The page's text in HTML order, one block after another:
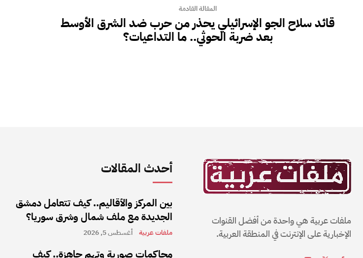
المقالة القادمة
‏قائد سلاح الجو الإسرائيلي يحذر من حرب ضد الشرق الأوسط
بعد ضربة الحوثي.. ما التداعيات؟
أحدث المقالات
بين المركز والأقاليم.. كيف تتعامل دمشق
الجديدة مع ملف شمال وشرق سوريا؟
ملفات عربية أغسطس 5, 2026
محاكمات صورية وتهم جاهزة.. كيف
ملفات عربية هي واحدة من أفضل القنوات
الإخبارية على الإنترنت في المنطقة العربية.